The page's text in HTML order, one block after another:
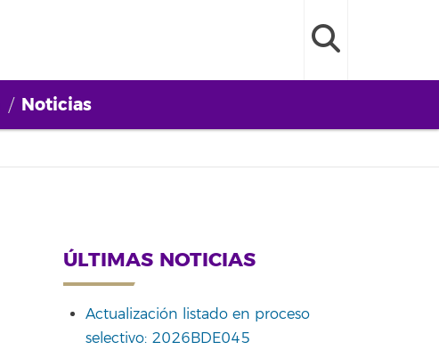
Noticias
ÚLTIMAS NOTICIAS
Actualización listado en proceso
selectivo: 2026BDE045